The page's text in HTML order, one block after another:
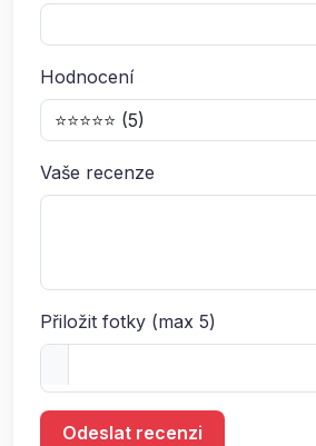
Hodnocení
Vaše recenze
Přiložit fotky (max 5)
Odeslat recenzi